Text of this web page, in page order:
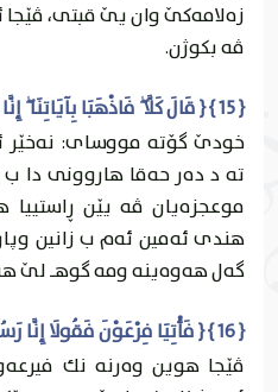
زه‌لامه‌كێ وان يێ قبتى،
ڤه‌ بكوژن.
{ 15 } { قَالَ كَلَّا ۖ فَاذْهَبَا بِآيَاتِنَا ۖ إِنَّا مَعَكُمْ مُسْتَمِعُونَ }
خودێ گۆته‌ مووساى: نه‌خێر
ته‌ د ده‌ر حه‌قا هاروونى دا ب
موعجزه‌يان ڤه‌ يێن
هندى ئه‌مين ئه‌م ب زانين
گه‌ل هه‌وه‌ينه‌ ومه‌ گوهـ لێ
{ 16 } { فَأْتِيَا فِرْعَوْنَ فَقُولَا إِنَّا رَسُولُ رَبِّ الْعَالَمِينَ }
ڤێجا هوين وه‌رنه‌ نك